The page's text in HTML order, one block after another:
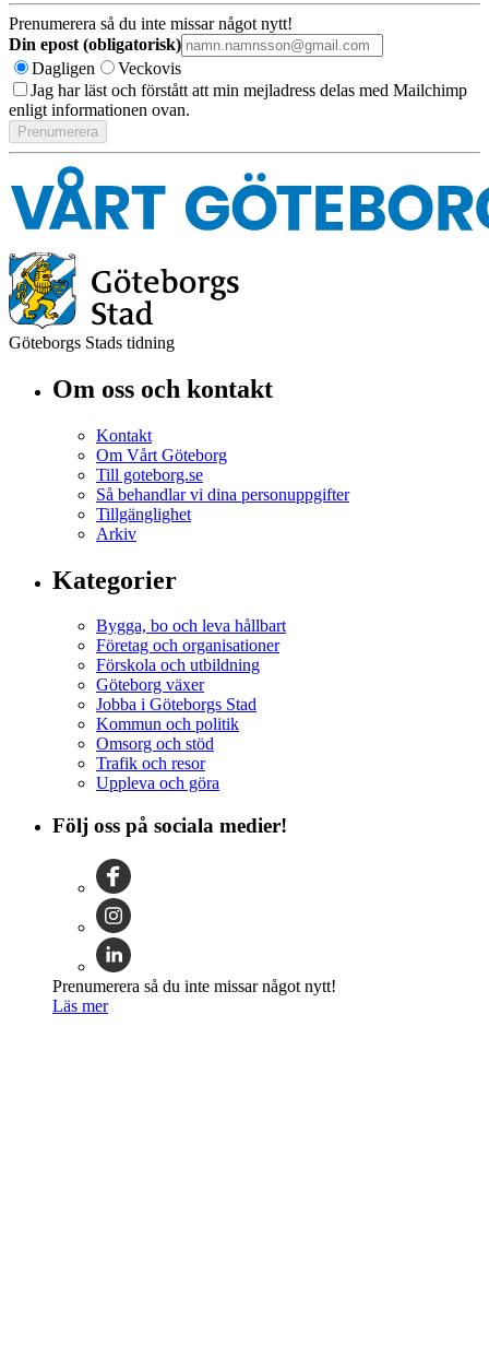
Prenumerera så du inte missar något nytt!
Din epost (obligatorisk)
Dagligen
Veckovis
Jag har läst och förstått att min mejladress delas med Mailchimp
enligt informationen ovan.
Göteborgs Stads tidning
Om oss och kontakt
Kontakt
Om Vårt Göteborg
Till goteborg.se
Så behandlar vi dina personuppgifter
Tillgänglighet
Arkiv
Kategorier
Bygga, bo och leva hållbart
Företag och organisationer
Förskola och utbildning
Göteborg växer
Jobba i Göteborgs Stad
Kommun och politik
Omsorg och stöd
Trafik och resor
Uppleva och göra
Följ oss på sociala medier!
Prenumerera så du inte missar något nytt!
Läs mer